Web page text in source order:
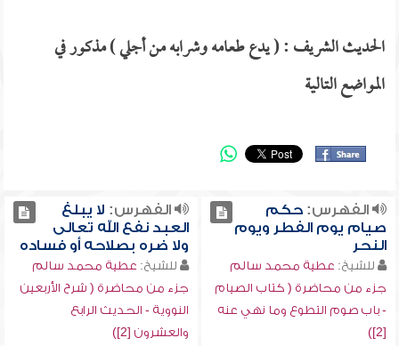
الحديث الشريف : ( يدع طعامه وشرابه من أجلي ) مذكور في
المواضع التالية
الفهرس:حكم
صيام يوم الفطر ويوم
النحر
للشيخ: عطية محمد سالم
جزء من محاضرة ( كتاب الصيام
- باب صوم التطوع وما نهي عنه
[2])
الفهرس: لا يبلغ
العبد نفع الله تعالى
ولا ضره بصلاحه أو فساده
للشيخ: عطية محمد سالم
جزء من محاضرة ( شرح الأربعين
النووية - الحديث الرابع
والعشرون [2])